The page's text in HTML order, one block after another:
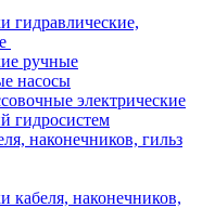
гидравлические,
ручные
насосы
электрические
гидросистем
наконечников, гильз
кабеля, наконечников,